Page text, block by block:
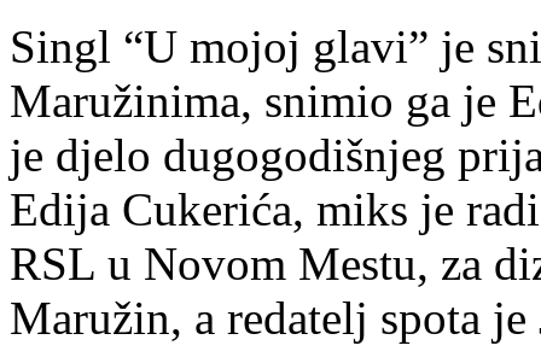
Singl “U mojoj glavi” je
Maružinima, snimio ga je
je djelo dugogodišnjeg
Edija Cukerića, miks je
RSL u Novom Mestu, za
Maružin, a redatelj spota